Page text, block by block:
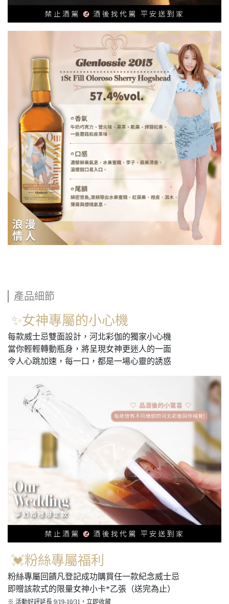
產品細節
✨女神專屬的小心機
每款威士忌雙面設計，河北彩伽的獨家小心機
當你輕輕轉動瓶身，將呈現女神更迷人的一面
令人心跳加速，每一口，都是一場心靈的誘惑
💓粉絲專屬福利
粉絲專屬回饋凡登記成功購買任一款紀念威士忌
即贈該款式的限量女神小卡*乙張（送完為止）
※ 活動好評延長 9/19-10/31，立即收藏